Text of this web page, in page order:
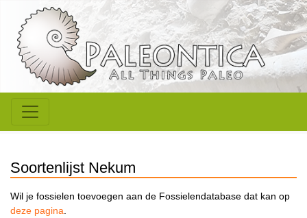
Soortenlijst Nekum
Wil je fossielen toevoegen aan de Fossielendatabase dat kan op
deze pagina.